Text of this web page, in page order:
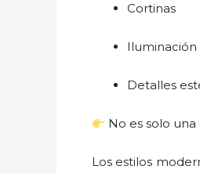
Cortinas
Iluminación
Detalles
No es solo
Los estilos